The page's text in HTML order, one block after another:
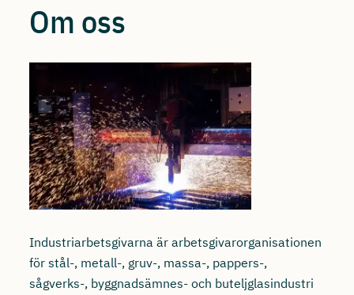
Om oss
Industriarbetsgivarna är arbetsgivarorganisationen
för stål-, metall-, gruv-, massa-, pappers-,
sågverks-, byggnadsämnes- och buteljglasindustri